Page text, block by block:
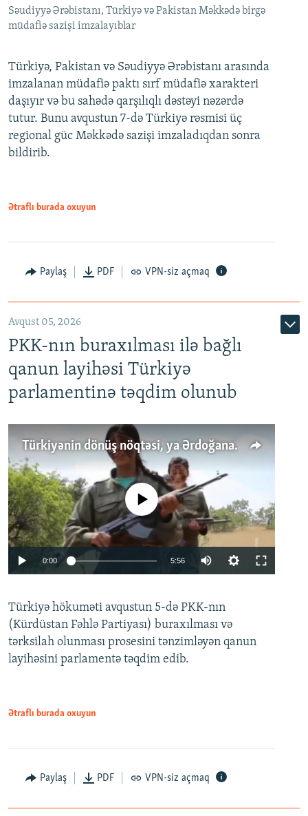
Səudiyyə Ərəbistanı, Türkiyə və Pakistan Məkkədə birgə
müdafiə sazişi imzalayıblar
Türkiyə, Pakistan və Səudiyyə Ərəbistanı arasında
imzalanan müdafiə paktı sırf müdafiə xarakteri
daşıyır və bu sahədə qarşılıqlı dəstəyi nəzərdə
tutur. Bunu avqustun 7-də Türkiyə rəsmisi üç
regional güc Məkkədə sazişi imzaladıqdan sonra
bildirib.
Ətraflı burada oxuyun
Paylaş PDF VPN-siz açmaq
Avqust 05, 2026
PKK-nın buraxılması ilə bağlı
qanun layihəsi Türkiyə
parlamentinə təqdim olunub
Türkiyənin dönüş nöqtəsi, ya Ərdoğana üçüncü şans: PKK ilə qəfil barışıq nə deməkdir?
Auto 240p 360p 480p
720p 1080p
No media source currently available
0:00 5:56
360p
480p
Türkiyə hökuməti avqustun 5-də PKK-nın
(Kürdüstan Fəhlə Partiyası) buraxılması və
tərksilah olunması prosesini tənzimləyən qanun
layihəsini parlamentə təqdim edib.
Ətraflı burada oxuyun
Paylaş PDF VPN-siz açmaq